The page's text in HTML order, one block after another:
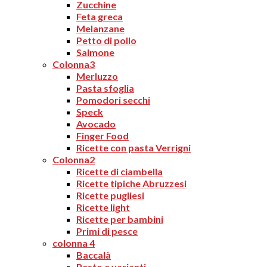
Zucchine
Feta greca
Melanzane
Petto di pollo
Salmone
Colonna3
Merluzzo
Pasta sfoglia
Pomodori secchi
Speck
Avocado
Finger Food
Ricette con pasta Verrigni
Colonna2
Ricette di ciambella
Ricette tipiche Abruzzesi
Ricette pugliesi
Ricette light
Ricette per bambini
Primi di pesce
colonna 4
Baccalà